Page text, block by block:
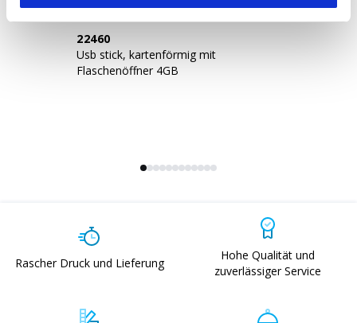
22460
Usb stick, kartenförmig mit
Flaschenöffner 4GB
Rascher Druck und Lieferung
Hohe Qualität und
zuverlässiger Service